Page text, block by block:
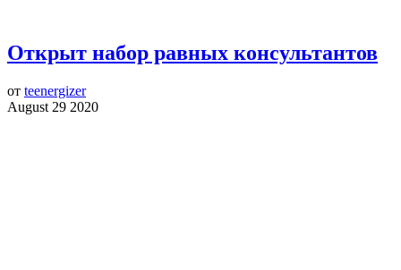
Открыт набор равных консультантов
от teenergizer
August 29 2020